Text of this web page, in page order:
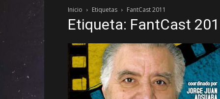
género
fantástico.
Inicio Etiquetas FantCast 2011
Etiqueta: FantCast